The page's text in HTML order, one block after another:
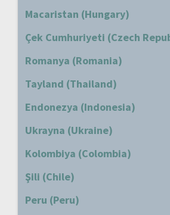
Macaristan (Hungary)
Çek Cumhuriyeti (Czech
Romanya (Romania)
Tayland (Thailand)
Endonezya (Indonesia)
Ukrayna (Ukraine)
Kolombiya (Colombia)
Şili (Chile)
Peru (Peru)